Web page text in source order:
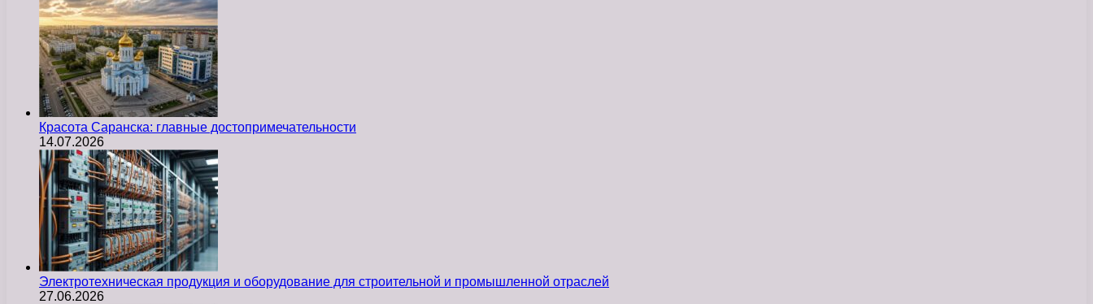
Красота Саранска: главные достопримечательности
14.07.2026
Электротехническая продукция и оборудование для строительной и промышленной отраслей
27.06.2026